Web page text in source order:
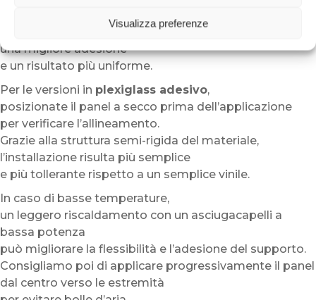
Visualizza preferenze
Questo passaggio consente di ottenere
una migliore adesione
e un risultato più uniforme.
Per le versioni in plexiglass adesivo,
posizionate il panel a secco prima dell’applicazione
per verificare l’allineamento.
Grazie alla struttura semi-rigida del materiale,
l’installazione risulta più semplice
e più tollerante rispetto a un semplice vinile.
In caso di basse temperature,
un leggero riscaldamento con un asciugacapelli a
bassa potenza
può migliorare la flessibilità e l’adesione del supporto.
Consigliamo poi di applicare progressivamente il panel
dal centro verso le estremità